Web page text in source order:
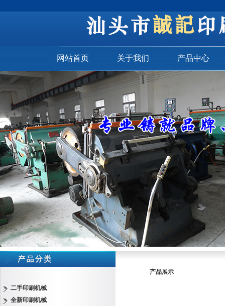
网站首页 关于我们 产品中心
二手印刷机械
全新印刷机械
产品展示